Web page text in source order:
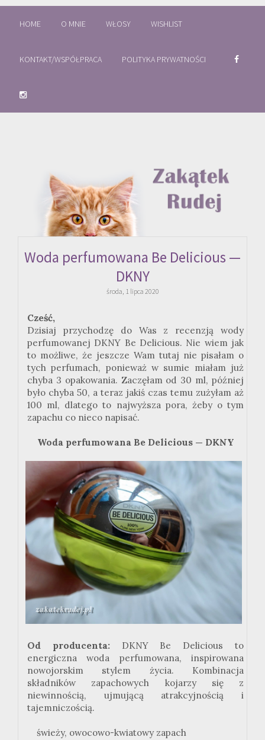
HOME O MNIE WŁOSY WISHLIST
KONTAKT/WSPÓŁPRACA POLITYKA PRYWATNOŚCI
Woda perfumowana Be Delicious —
DKNY
środa, 1 lipca 2020
Cześć,
Dzisiaj przychodzę do Was z recenzją wody
perfumowanej DKNY Be Delicious. Nie wiem jak
to możliwe, że jeszcze Wam tutaj nie pisałam o
tych perfumach, ponieważ w sumie miałam już
chyba 3 opakowania. Zaczęłam od 30 ml, później
było chyba 50, a teraz jakiś czas temu zużyłam aż
100 ml, dlatego to najwyższa pora, żeby o tym
zapachu co nieco napisać.
Woda perfumowana Be Delicious — DKNY
Od producenta: DKNY Be Delicious to
energiczna woda perfumowana, inspirowana
nowojorskim stylem życia. Kombinacja
składników zapachowych kojarzy się z
niewinnością, ujmującą atrakcyjnością i
tajemniczością.
świeży, owocowo-kwiatowy zapach